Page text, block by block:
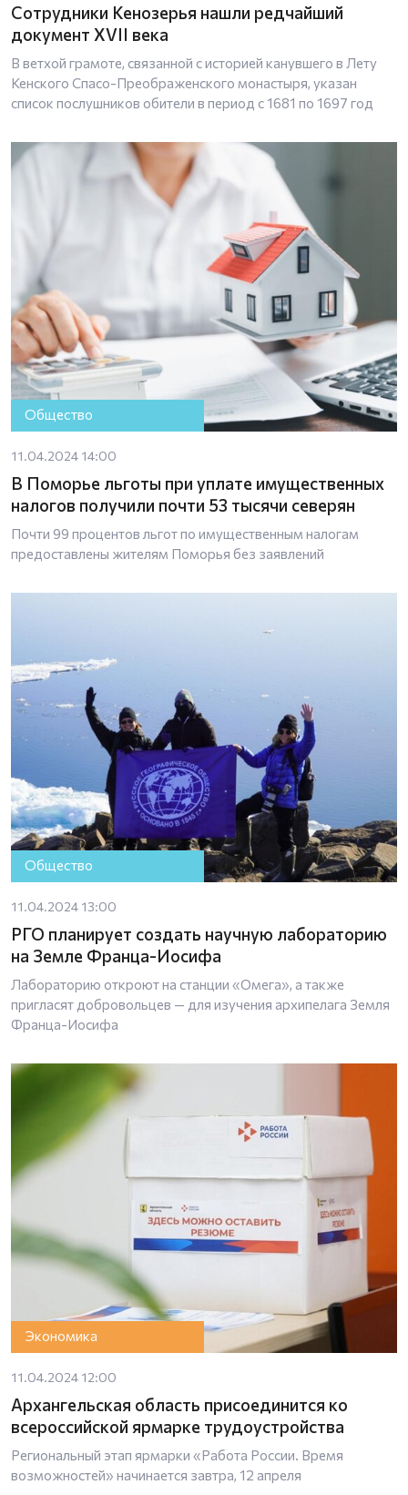
Сотрудники Кенозерья нашли редчайший
документ XVII века
В ветхой грамоте, связанной с историей канувшего в Лету
Кенского Спасо-Преображенского монастыря, указан
список послушников обители в период с 1681 по 1697 год
Общество
11.04.2024 14:00
В Поморье льготы при уплате имущественных
налогов получили почти 53 тысячи северян
Почти 99 процентов льгот по имущественным налогам
предоставлены жителям Поморья без заявлений
Общество
11.04.2024 13:00
РГО планирует создать научную лабораторию
на Земле Франца-Иосифа
Лабораторию откроют на станции «Омега», а также
пригласят добровольцев — для изучения архипелага Земля
Франца-Иосифа
Экономика
11.04.2024 12:00
Архангельская область присоединится ко
всероссийской ярмарке трудоустройства
Региональный этап ярмарки «Работа России. Время
возможностей» начинается завтра, 12 апреля